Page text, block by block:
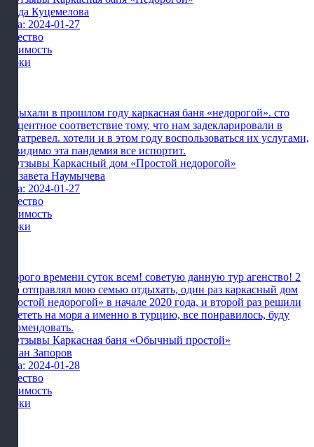
Влада Куцемелова
Дата: 2024-01-27
Качество
Стоимость
Сроки
Отдыхали в прошлом году каркасная баня «недорогой». сто
процентное соответствие тому, что нам задекларировали в
картатревел. хотели и в этом году воспользоваться их услугами,
но видимо эта пандемия все испортит.
Елизавета Наумычева
Дата: 2024-01-27
Качество
Стоимость
Сроки
Доброго времени суток всем! советую данную тур агенство! 2
раза отправлял мою семью отдыхать, один раз каркасный дом
«простой недорогой» в начале 2020 года, и второй раз решили
полететь на моря а именно в турцию, все понравилось, буду
рекомендовать.
Роман Запоров
Дата: 2024-01-28
Качество
Стоимость
Сроки